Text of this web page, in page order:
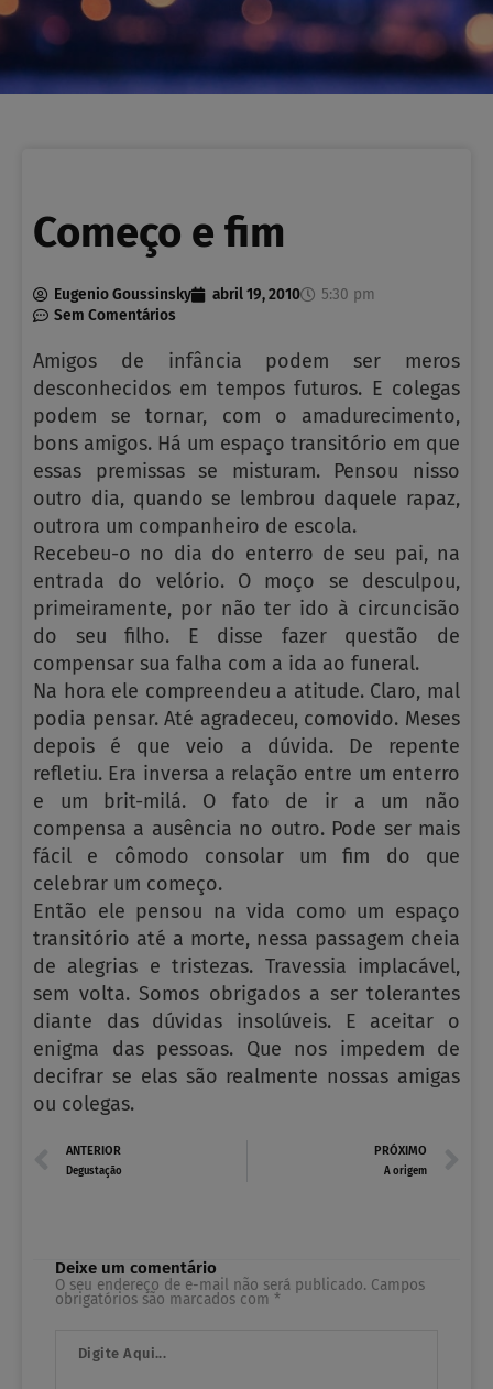
Começo e fim
Eugenio Goussinsky abril 19, 2010
5:30 pm
Sem Comentários
Amigos de infância podem ser meros
desconhecidos em tempos futuros. E colegas
podem se tornar, com o amadurecimento,
bons amigos. Há um espaço transitório em que
essas premissas se misturam. Pensou nisso
outro dia, quando se lembrou daquele rapaz,
outrora um companheiro de escola.
Recebeu-o no dia do enterro de seu pai, na
entrada do velório. O moço se desculpou,
primeiramente, por não ter ido à circuncisão
do seu filho. E disse fazer questão de
compensar sua falha com a ida ao funeral.
Na hora ele compreendeu a atitude. Claro, mal
podia pensar. Até agradeceu, comovido. Meses
depois é que veio a dúvida. De repente
refletiu. Era inversa a relação entre um enterro
e um brit-milá. O fato de ir a um não
compensa a ausência no outro. Pode ser mais
fácil e cômodo consolar um fim do que
celebrar um começo.
Então ele pensou na vida como um espaço
transitório até a morte, nessa passagem cheia
de alegrias e tristezas. Travessia implacável,
sem volta. Somos obrigados a ser tolerantes
diante das dúvidas insolúveis. E aceitar o
enigma das pessoas. Que nos impedem de
decifrar se elas são realmente nossas amigas
ou colegas.
Prev
ANTERIOR
Degustação
PRÓXIMO
A origem
Deixe um comentário
O seu endereço de e-mail não será publicado. Campos
obrigatórios são marcados com *
Aqui...